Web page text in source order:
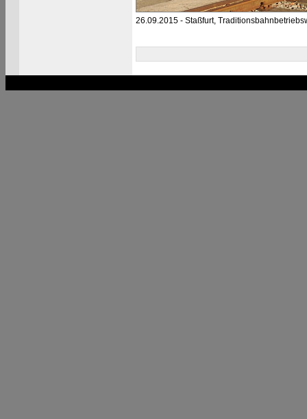
26.09.2015 - Staßfurt,